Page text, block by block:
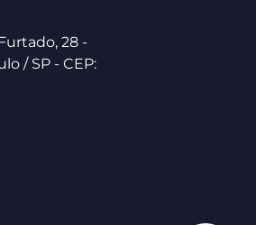
28 -
/ SP - CEP: